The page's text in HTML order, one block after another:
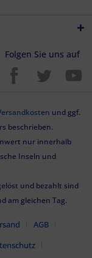
Folgen Sie uns auf
und ggf.
beschrieben.
nur innerhalb
Inseln und
und bezahlt sind
am gleichen Tag.
AGB